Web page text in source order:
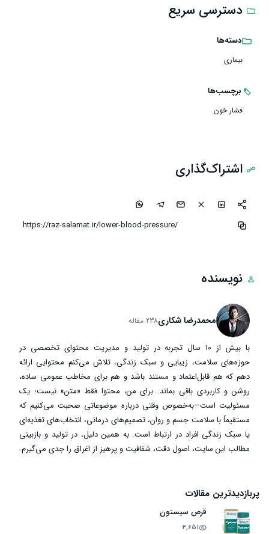
دسترسی سریع
دسته‌ها
بیماری
برچسب‌ها
فشار خون
اشتراک‌گذاری
نویسنده
محمدرضا شکاری238 مقاله
با بیش از ۱۰ سال تجربه در تولید و مدیریت محتوای تخصصی در
حوزه‌های سلامت، زیبایی و سبک زندگی، تلاش می‌کنم محتوایی ارائه
دهم که هم قابل‌اعتماد و مستند باشد و هم برای مخاطب عمومی ساده،
روشن و کاربردی باقی بماند. برای من، محتوا فقط «متن» نیست؛ یک
مسئولیت است—به‌خصوص وقتی درباره موضوعاتی صحبت می‌کنیم که
مستقیماً با سلامت جسم و روان، تصمیم‌های درمانی، انتخاب‌های تغذیه‌ای
یا سبک زندگی افراد در ارتباط است. به همین دلیل، در تولید و بازبینی
مطالب این سایت، اصول دقت، شفافیت و پرهیز از اغراق را جدی می‌گیرم.
پربازدیدترین مقالات
قرص سیستون
4,651